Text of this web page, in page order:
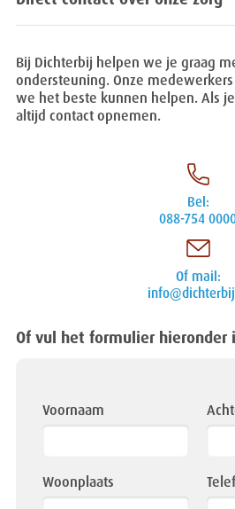
Bij Dichterbij helpen we je graag
ondersteuning. Onze
we het beste kunnen helpen. Als
altijd contact opnemen.
Bel:
088-754
Of mail:
Of vul het formulier hieronder
this
field
Voornaam
Woonplaats